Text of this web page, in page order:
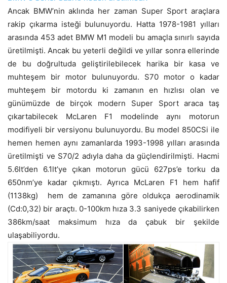
Ancak BMW’nin aklında her zaman Super Sport araçlara
rakip çıkarma isteği bulunuyordu. Hatta 1978-1981 yılları
arasında 453 adet BMW M1 modeli bu amaçla sınırlı sayıda
üretilmişti. Ancak bu yeterli değildi ve yıllar sonra ellerinde
de bu doğrultuda geliştirilebilecek harika bir kasa ve
muhteşem bir motor bulunuyordu. S70 motor o kadar
muhteşem bir motordu ki zamanın en hızlısı olan ve
günümüzde de birçok modern Super Sport araca taş
çıkartabilecek McLaren F1 modelinde aynı motorun
modifiyeli bir versiyonu bulunuyordu. Bu model 850CSi ile
hemen hemen aynı zamanlarda 1993-1998 yılları arasında
üretilmişti ve S70/2 adıyla daha da güçlendirilmişti. Hacmi
5.6lt’den 6.1lt’ye çıkan motorun gücü 627ps’e torku da
650nm’ye kadar çıkmıştı. Ayrıca McLaren F1 hem hafif
(1138kg) hem de zamanına göre oldukça aerodinamik
(Cd:0,32) bir araçtı. 0-100km hıza 3.3 saniyede çıkabilirken
386km/saat maksimum hıza da çabuk bir şekilde
ulaşabiliyordu.